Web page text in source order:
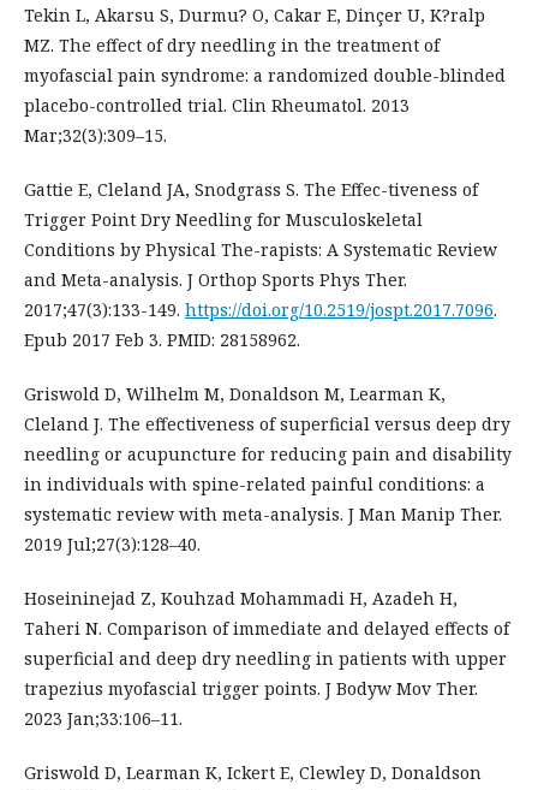
Tekin L, Akarsu S, Durmu? O, Cakar E, Dinçer U, K?ralp
MZ. The effect of dry needling in the treatment of
myofascial pain syndrome: a randomized double-blinded
placebo-controlled trial. Clin Rheumatol. 2013
Mar;32(3):309–15.
Gattie E, Cleland JA, Snodgrass S. The Effec-tiveness of
Trigger Point Dry Needling for Musculoskeletal
Conditions by Physical The-rapists: A Systematic Review
and Meta-analysis. J Orthop Sports Phys Ther.
2017;47(3):133-149. https://doi.org/10.2519/jospt.2017.7096.
Epub 2017 Feb 3. PMID: 28158962.
Griswold D, Wilhelm M, Donaldson M, Learman K,
Cleland J. The effectiveness of superficial versus deep dry
needling or acupuncture for reducing pain and disability
in individuals with spine-related painful conditions: a
systematic review with meta-analysis. J Man Manip Ther.
2019 Jul;27(3):128–40.
Hoseininejad Z, Kouhzad Mohammadi H, Azadeh H,
Taheri N. Comparison of immediate and delayed effects of
superficial and deep dry needling in patients with upper
trapezius myofascial trigger points. J Bodyw Mov Ther.
2023 Jan;33:106–11.
Griswold D, Learman K, Ickert E, Clewley D, Donaldson